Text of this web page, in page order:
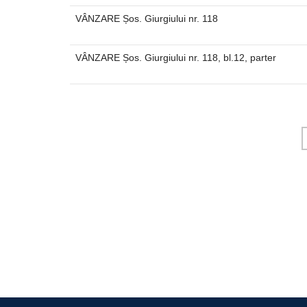
VÂNZARE Șos. Giurgiului nr. 118
VÂNZARE Șos. Giurgiului nr. 118, bl.12, parter